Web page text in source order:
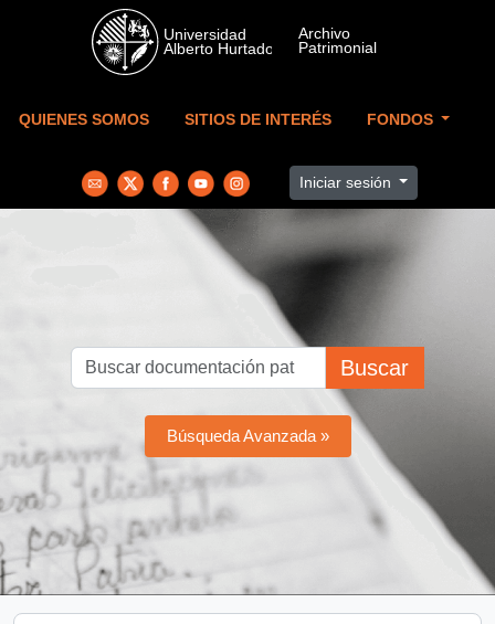
Skip to main content
QUIENES SOMOS SITIOS DE INTERÉS FONDOS
Iniciar sesión
Buscar
Búsqueda Avanzada »